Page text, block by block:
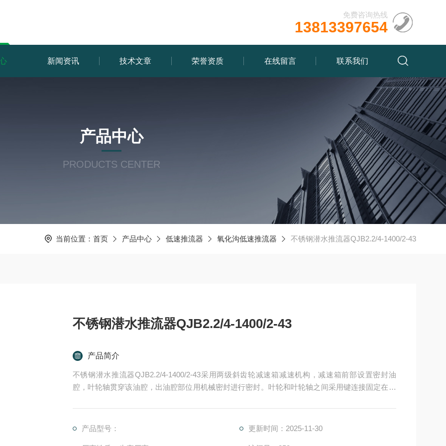
免费咨询热线
13813397654
新闻资讯 技术文章 荣誉资质 在线留言 联系我们
产品中心
PRODUCTS CENTER
当前位置： 首页 产品中心 低速推流器 氧化沟低速推流器 不锈钢潜水推流器QJB2.2/4-1400/2-43
不锈钢潜水推流器QJB2.2/4-1400/2-43
产品简介
不锈钢潜水推流器QJB2.2/4-1400/2-43采用两级斜齿轮减速箱减速机构，减速箱前部设置密封油
腔，叶轮轴贯穿该油腔，出油腔部位用机械密封进行密封。叶轮和叶轮轴之间采用键连接固定在轴
止电化学腐蚀现象发生。
产品型号： 更新时间：2025-11-30